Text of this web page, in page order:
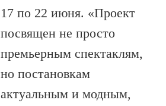
17 по 22 июня. «Проект
посвящен не просто
премьерным спектаклям,
но постановкам
актуальным и модным,